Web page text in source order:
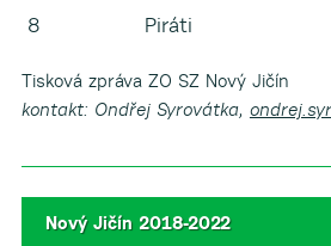
8
Piráti
Tisková zpráva ZO SZ Nový Jičín
kontakt: Ondřej Syrovátka,
Nový Jičín 2018-2022